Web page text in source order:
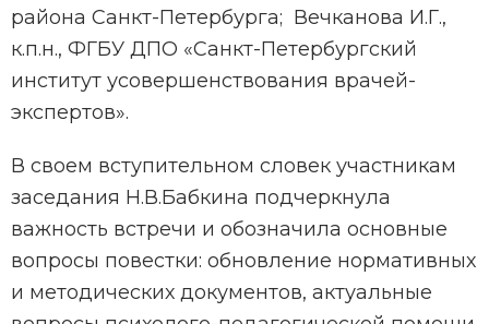
района Санкт-Петербурга; Вечканова И.Г.,
к.п.н., ФГБУ ДПО «Санкт-Петербургский
институт усовершенствования врачей-
экспертов».
В своем вступительном словек участникам
заседания Н.В.Бабкина подчеркнула
важность встречи и обозначила основные
вопросы повестки: обновление нормативных
и методических документов, актуальные